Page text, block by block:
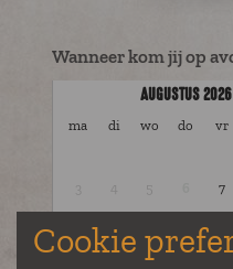
Wanneer kom jij op
AUGUSTUS 2026
maandag
ma dinsdag
di woensdag
wo donderdag
do vr
3 4 5 7
19
Cookie